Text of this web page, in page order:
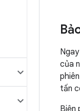
của
tấn
Biện